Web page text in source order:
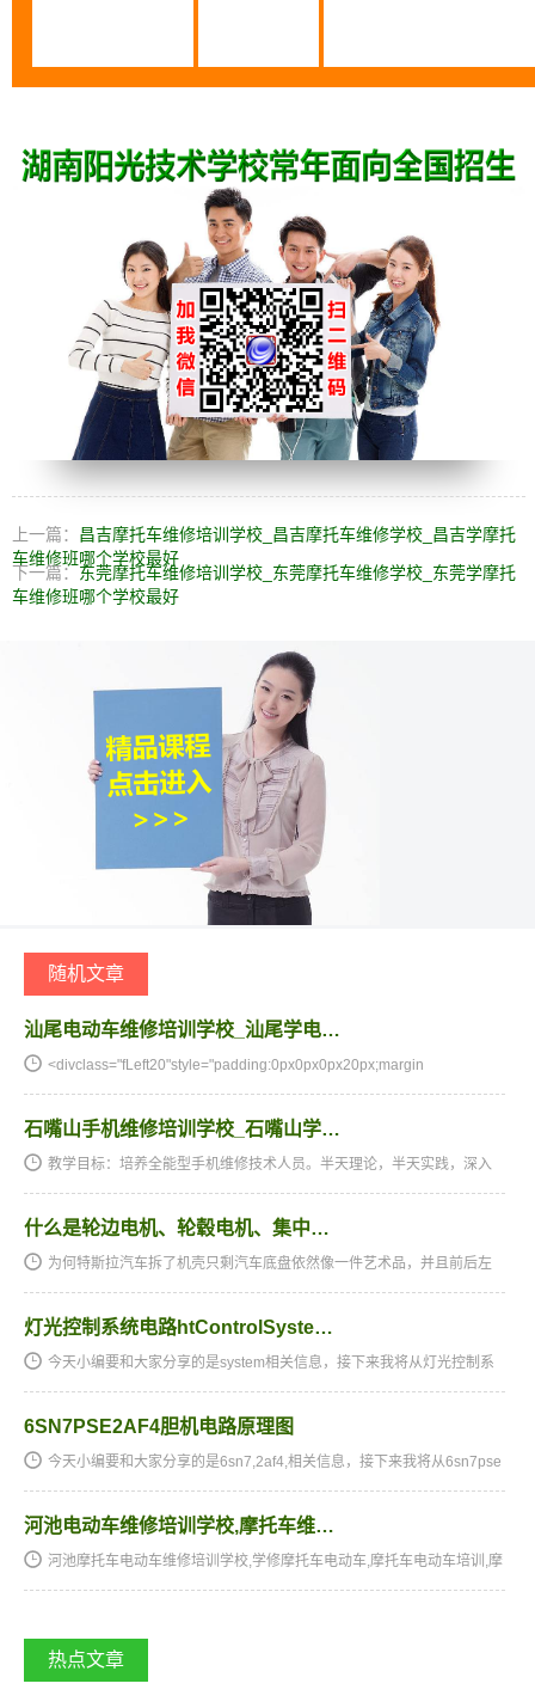
上一篇： 昌吉摩托车维修培训学校_昌吉摩托车维修学校_昌吉学摩托
车维修班哪个学校最好
下一篇： 东莞摩托车维修培训学校_东莞摩托车维修学校_东莞学摩托
车维修班哪个学校最好
随机文章
汕尾电动车维修培训学校_汕尾学电…
<divclass="fLeft20"style="padding:0px0px0px20px;margin
石嘴山手机维修培训学校_石嘴山学…
教学目标：培养全能型手机维修技术人员。半天理论，半天实践，深入
什么是轮边电机、轮毂电机、集中…
为何特斯拉汽车拆了机壳只剩汽车底盘依然像一件艺术品，并且前后左
灯光控制系统电路htControlSyste…
今天小编要和大家分享的是system相关信息，接下来我将从灯光控制系
6SN7PSE2AF4胆机电路原理图
今天小编要和大家分享的是6sn7,2af4,相关信息，接下来我将从6sn7pse
河池电动车维修培训学校,摩托车维…
河池摩托车电动车维修培训学校,学修摩托车电动车,摩托车电动车培训,摩
热点文章